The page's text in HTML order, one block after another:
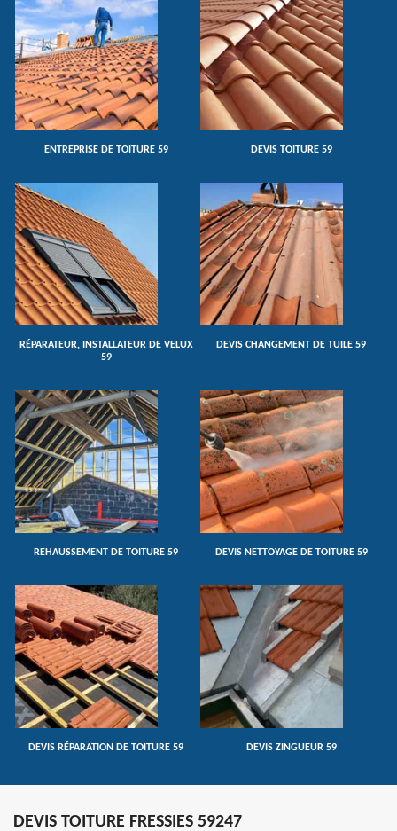
ENTREPRISE DE TOITURE 59 DEVIS TOITURE 59
RÉPARATEUR, INSTALLATEUR DE VELUX
59
DEVIS CHANGEMENT DE TUILE 59
REHAUSSEMENT DE TOITURE 59 DEVIS NETTOYAGE DE TOITURE 59
DEVIS RÉPARATION DE TOITURE 59 DEVIS ZINGUEUR 59
DEVIS TOITURE FRESSIES 59247